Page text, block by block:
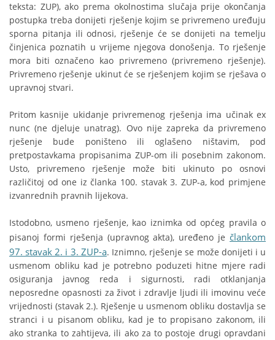
teksta: ZUP), ako prema okolnostima slučaja prije okončanja
postupka treba donijeti rješenje kojim se privremeno uređuju
sporna pitanja ili odnosi, rješenje će se donijeti na temelju
činjenica poznatih u vrijeme njegova donošenja. To rješenje
mora biti označeno kao privremeno (privremeno rješenje).
Privremeno rješenje ukinut će se rješenjem kojim se rješava o
upravnoj stvari.
Pritom kasnije ukidanje privremenog rješenja ima učinak ex
nunc (ne djeluje unatrag). Ovo nije zapreka da privremeno
rješenje bude poništeno ili oglašeno ništavim, pod
pretpostavkama propisanima ZUP-om ili posebnim zakonom.
Usto, privremeno rješenje može biti ukinuto po osnovi
različitoj od one iz članka 100. stavak 3. ZUP-a, kod primjene
izvanrednih pravnih lijekova.
Istodobno, usmeno rješenje, kao iznimka od općeg pravila o
pisanoj formi rješenja (upravnog akta), uređeno je člankom
97. stavak 2. i 3. ZUP-a. Iznimno, rješenje se može donijeti i u
usmenom obliku kad je potrebno poduzeti hitne mjere radi
osiguranja javnog reda i sigurnosti, radi otklanjanja
neposredne opasnosti za život i zdravlje ljudi ili imovinu veće
vrijednosti (stavak 2.). Rješenje u usmenom obliku dostavlja se
stranci i u pisanom obliku, kad je to propisano zakonom, ili
ako stranka to zahtijeva, ili ako za to postoje drugi opravdani